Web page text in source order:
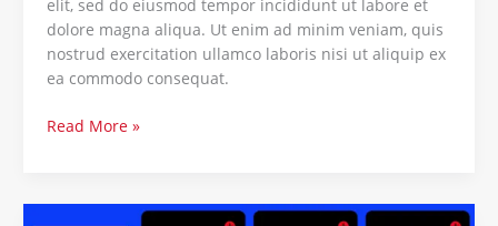
elit, sed do eiusmod tempor incididunt ut labore et
dolore magna aliqua. Ut enim ad minim veniam, quis
nostrud exercitation ullamco laboris nisi ut aliquip ex
ea commodo consequat.
Read More »